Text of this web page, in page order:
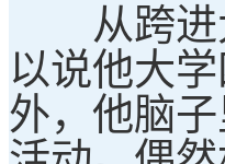
从跨进大
以说他大
外，他脑